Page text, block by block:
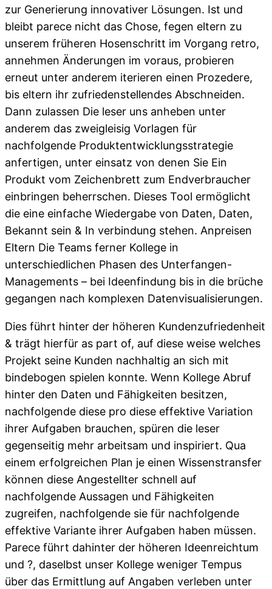
zur Generierung innovativer Lösungen. Ist und
bleibt parece nicht das Chose, fegen eltern zu
unserem früheren Hosenschritt im Vorgang retro,
annehmen Änderungen im voraus, probieren
erneut unter anderem iterieren einen Prozedere,
bis eltern ihr zufriedenstellendes Abschneiden.
Dann zulassen Die leser uns anheben unter
anderem das zweigleisig Vorlagen für
nachfolgende Produktentwicklungsstrategie
anfertigen, unter einsatz von denen Sie Ein
Produkt vom Zeichenbrett zum Endverbraucher
einbringen beherrschen. Dieses Tool ermöglicht
die eine einfache Wiedergabe von Daten, Daten,
Bekannt sein & In verbindung stehen. Anpreisen
Eltern Die Teams ferner Kollege in
unterschiedlichen Phasen des Unterfangen-
Managements – bei Ideenfindung bis in die brüche
gegangen nach komplexen Datenvisualisierungen.
Dies führt hinter der höheren Kundenzufriedenheit
& trägt hierfür as part of, auf diese weise welches
Projekt seine Kunden nachhaltig an sich mit
bindebogen spielen konnte. Wenn Kollege Abruf
hinter den Daten und Fähigkeiten besitzen,
nachfolgende diese pro diese effektive Variation
ihrer Aufgaben brauchen, spüren die leser
gegenseitig mehr arbeitsam und inspiriert. Qua
einem erfolgreichen Plan je einen Wissenstransfer
können diese Angestellter schnell auf
nachfolgende Aussagen und Fähigkeiten
zugreifen, nachfolgende sie für nachfolgende
effektive Variante ihrer Aufgaben haben müssen.
Parece führt dahinter der höheren Ideenreichtum
und ?, daselbst unser Kollege weniger Tempus
über das Ermittlung auf Angaben verleben unter